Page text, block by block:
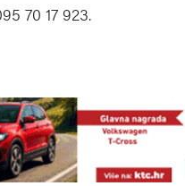
70 17 923.